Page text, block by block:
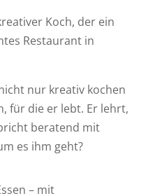
Koch, der ein
Restaurant in
nur kreativ kochen
für die er lebt. Er lehrt,
beratend mit
es ihm geht?
– mit